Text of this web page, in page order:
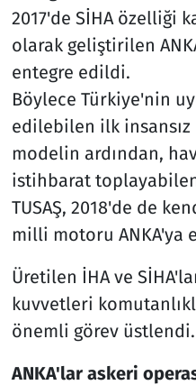
2017'de SİHA özelliği
olarak geliştirilen
entegre edildi.
Böylece Türkiye'nin
edilebilen ilk insansız
modelin ardından,
istihbarat
TUSAŞ, 2018'de de
milli motoru ANKA'ya
Üretilen İHA ve
kuvvetleri
önemli görev üstlendi.
ANKA'lar askeri